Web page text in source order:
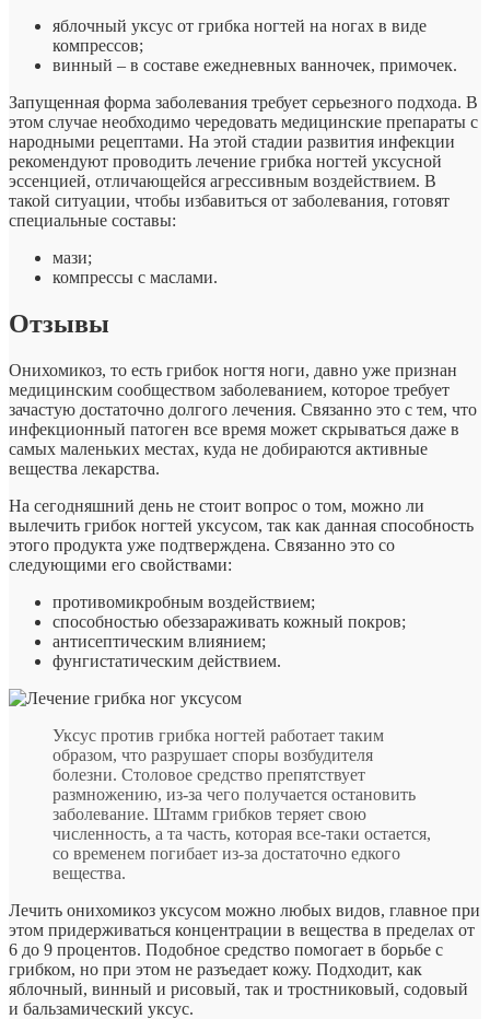
яблочный уксус от грибка ногтей на ногах в виде
компрессов;
винный – в составе ежедневных ванночек, примочек.
Запущенная форма заболевания требует серьезного подхода. В
этом случае необходимо чередовать медицинские препараты с
народными рецептами. На этой стадии развития инфекции
рекомендуют проводить лечение грибка ногтей уксусной
эссенцией, отличающейся агрессивным воздействием. В
такой ситуации, чтобы избавиться от заболевания, готовят
специальные составы:
мази;
компрессы с маслами.
Отзывы
Онихомикоз, то есть грибок ногтя ноги, давно уже признан
медицинским сообществом заболеванием, которое требует
зачастую достаточно долгого лечения. Связанно это с тем, что
инфекционный патоген все время может скрываться даже в
самых маленьких местах, куда не добираются активные
вещества лекарства.
На сегодняшний день не стоит вопрос о том, можно ли
вылечить грибок ногтей уксусом, так как данная способность
этого продукта уже подтверждена. Связанно это со
следующими его свойствами:
противомикробным воздействием;
способностью обеззараживать кожный покров;
антисептическим влиянием;
фунгистатическим действием.
Уксус против грибка ногтей работает таким
образом, что разрушает споры возбудителя
болезни. Столовое средство препятствует
размножению, из-за чего получается остановить
заболевание. Штамм грибков теряет свою
численность, а та часть, которая все-таки остается,
со временем погибает из-за достаточно едкого
вещества.
Лечить онихомикоз уксусом можно любых видов, главное при
этом придерживаться концентрации в вещества в пределах от
6 до 9 процентов. Подобное средство помогает в борьбе с
грибком, но при этом не разъедает кожу. Подходит, как
яблочный, винный и рисовый, так и тростниковый, содовый
и бальзамический уксус.